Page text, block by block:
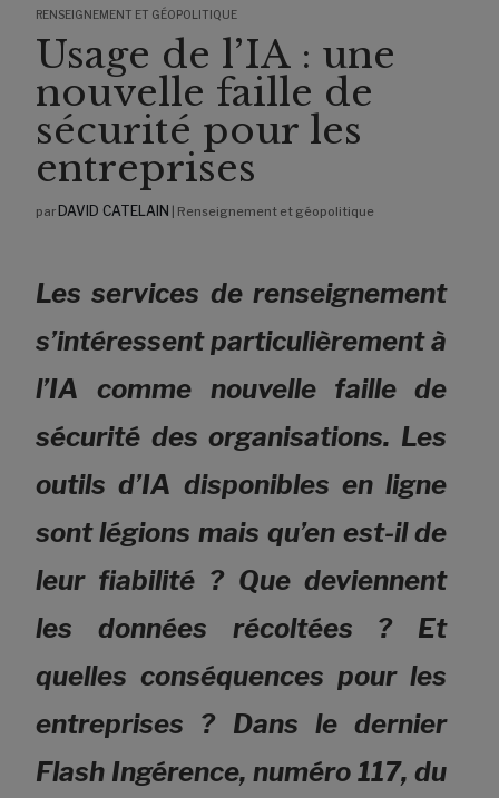
RENSEIGNEMENT ET GÉOPOLITIQUE
Usage de l’IA : une
nouvelle faille de
sécurité pour les
entreprises
parDAVID CATELAIN | Renseignement et géopolitique
Les services de renseignement
s’intéressent particulièrement à
l’IA comme nouvelle faille de
sécurité des organisations. Les
outils d’IA disponibles en ligne
sont légions mais qu’en est-il de
leur fiabilité ? Que deviennent
les données récoltées ? Et
quelles conséquences pour les
entreprises ? Dans le dernier
Flash Ingérence, numéro 117, du